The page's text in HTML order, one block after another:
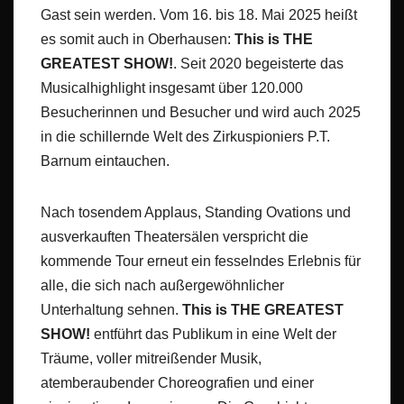
Gast sein werden. Vom 16. bis 18. Mai 2025 heißt
es somit auch in Oberhausen: This is THE
GREATEST SHOW!. Seit 2020 begeisterte das
Musicalhighlight insgesamt über 120.000
Besucherinnen und Besucher und wird auch 2025
in die schillernde Welt des Zirkuspioniers P.T.
Barnum eintauchen.
Nach tosendem Applaus, Standing Ovations und
ausverkauften Theatersälen verspricht die
kommende Tour erneut ein fesselndes Erlebnis für
alle, die sich nach außergewöhnlicher
Unterhaltung sehnen. This is THE GREATEST
SHOW! entführt das Publikum in eine Welt der
Träume, voller mitreißender Musik,
atemberaubender Choreografien und einer